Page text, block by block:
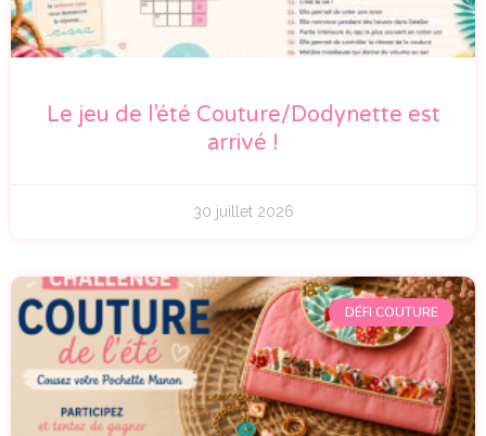
Le jeu de l’été Couture/Dodynette est
arrivé !
30 juillet 2026
DÉFI COUTURE